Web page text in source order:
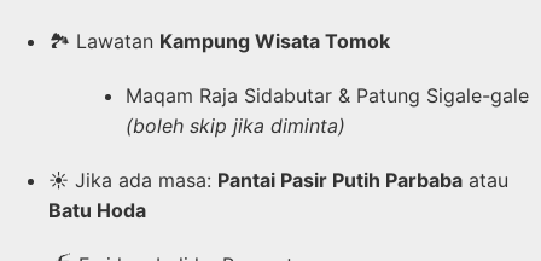
🏞️ Lawatan Kampung Wisata Tomok
Maqam Raja Sidabutar & Patung Sigale-gale
(boleh skip jika diminta)
☀️ Jika ada masa: Pantai Pasir Putih Parbaba atau
Batu Hoda